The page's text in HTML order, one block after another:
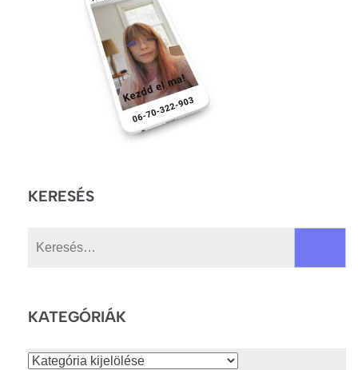
KERESÉS
KATEGÓRIÁK
Kategóriák